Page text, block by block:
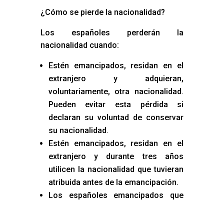
¿Cómo se pierde la nacionalidad?
Los españoles perderán la
nacionalidad cuando:
Estén emancipados, residan en el
extranjero y adquieran,
voluntariamente, otra nacionalidad.
Pueden evitar esta pérdida si
declaran su voluntad de conservar
su nacionalidad.
Estén emancipados, residan en el
extranjero y durante tres años
utilicen la nacionalidad que tuvieran
atribuida antes de la emancipación.
Los españoles emancipados que